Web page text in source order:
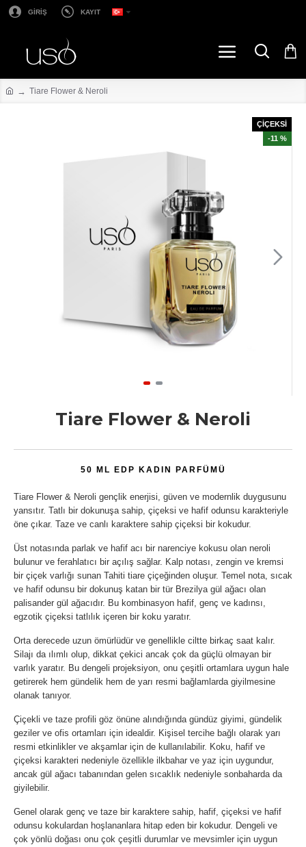
GİRİŞ KAYIT
Tiare Flower & Neroli
ÇİÇEKSİ
-11 %
Tiare Flower & Neroli
50 ML EDP KADIN PARFÜMÜ
Tiare Flower & Neroli gençlik enerjisi, güven ve modernlik duygusunu
yansıtır. Tatlı bir dokunuşa sahip, çiçeksi ve hafif odunsu karakteriyle
öne çıkar. Taze ve canlı karaktere sahip çiçeksi bir kokudur.
Üst notasında parlak ve hafif acı bir narenciye kokusu olan neroli
bulunur ve ferahlatıcı bir açılış sağlar. Kalp notası, zengin ve kremsi
bir çiçek varlığı sunan Tahiti tiare çiçeğinden oluşur. Temel nota, sıcak
ve hafif odunsu bir dokunuş katan bir tür Brezilya gül ağacı olan
palisander gül ağacıdır. Bu kombinasyon hafif, genç ve kadınsı,
egzotik çiçeksi tatlılık içeren bir koku yaratır.
Orta derecede uzun ömürlüdür ve genellikle ciltte birkaç saat kalır.
Silajı da ılımlı olup, dikkat çekici ancak çok da güçlü olmayan bir
varlık yaratır. Bu dengeli projeksiyon, onu çeşitli ortamlara uygun hale
getirerek hem gündelik hem de yarı resmi bağlamlarda giyilmesine
olanak tanıyor.
Çiçekli ve taze profili göz önüne alındığında gündüz giyimi, gündelik
geziler ve ofis ortamları için idealdir. Kişisel tercihe bağlı olarak yarı
resmi etkinlikler ve akşamlar için de kullanılabilir. Koku, hafif ve
çiçeksi karakteri nedeniyle özellikle ilkbahar ve yaz için uygundur,
ancak gül ağacı tabanından gelen sıcaklık nedeniyle sonbaharda da
giyilebilir.
Genel olarak genç ve taze bir karaktere sahip, hafif, çiçeksi ve hafif
odunsu kokulardan hoşlananlara hitap eden bir kokudur. Dengeli ve
çok yönlü doğası onu çok çeşitli durumlar ve mevsimler için uygun